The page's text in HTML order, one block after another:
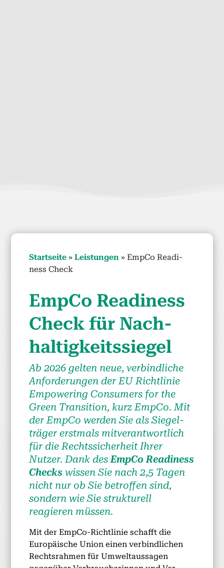
Start­seite »Leis­tun­gen »Emp­Co Readi­
ness Check
Emp­Co Readi­ness
Check für Nach­
haltigkeitssiegel
Ab 2026 gel­ten neue, verbindliche
Anforderun­gen der EU Richtlin­ie
Empow­er­ing Con­sumers for the
Green Tran­si­tion, kurz Emp­Co. Mit
der Emp­Co wer­den Sie als Siegel­
träger erst­mals mitver­ant­wortlich
für die Rechtssicher­heit Ihrer
Nutzer. Dank desEmp­Co Readi­ness
Checkswis­sen Sie nach 2,5 Tagen
nicht nur ob Sie betrof­fen sind,
son­dern wie Sie struk­turell
reagieren müssen.
Mit der Emp­Co-Richtlin­ie schafft die
Europäis­che Union einen verbindlichen
Recht­srah­men für Umweltaus­sagen